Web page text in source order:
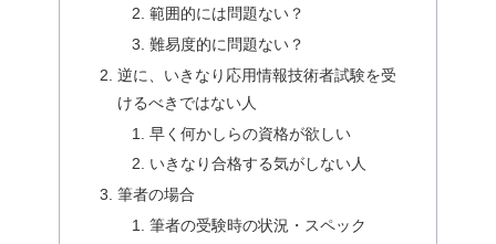
範囲的には問題ない？
難易度的に問題ない？
逆に、いきなり応用情報技術者試験を受
けるべきではない人
早く何かしらの資格が欲しい
いきなり合格する気がしない人
筆者の場合
筆者の受験時の状況・スペック